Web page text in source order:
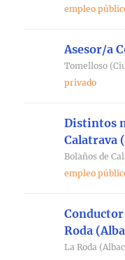
empleo
Asesor/a
Tomelloso
privado
Distintos
Calatrava
Bolaños de
empleo
Conductor
Roda
La Roda